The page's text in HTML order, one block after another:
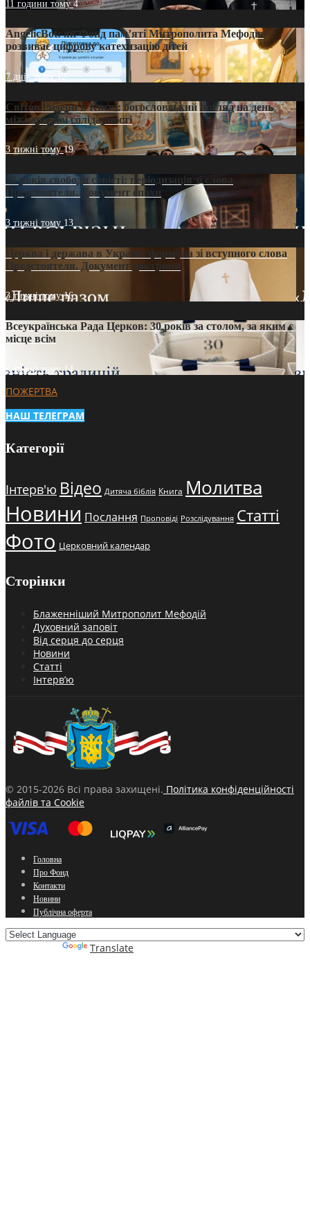
11 години тому4
AngelicBot: як Фонд пам’яті Митрополита Мефодія
розвиває цифрову катехизацію дітей
7 днів тому12
Світові лідери в Києві: богословський погляд на день
міжнародної солідарності
3 тижні тому19
35 років свободи совісті: періодизація зі слова
Предстоятеля. Документ епохи
3 тижні тому 13
Церква і держава в Україні: формула зі вступного слова
Предстоятеля. Документ доктрини
3 тижні тому16
Всеукраїнська Рада Церков: 30 років за столом, за яким є
місце всім
3 тижні тому14
ПОЖЕРТВА
НАШ ТЕЛЕГРАМ
Категорії
Інтерв'ю Відео Дитяча біблія Книга Молитва
Новини Послання Проповіді Розслідування Статті
Фото Церковний календар
Сторінки
Блаженніший Митрополит Мефодій
Духовний заповіт
Від серця до серця
Новини
Статті
Інтерв’ю
© 2015-2026 Всі права захищені. Політика конфіденційності
файлів та Cookie
Головна
Про Фонд
Контакти
Новини
Публічна оферта
Translate